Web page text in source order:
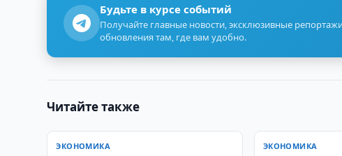
Будьте в курсе событий
Получайте главные новости, эксклюзивные
обновления там, где вам удобно.
Читайте также
ЭКОНОМИКА ЭКОНОМИКА